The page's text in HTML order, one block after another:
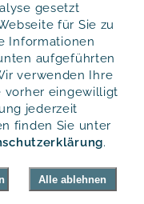
alle
Produkte.
gesetzt
für Sie zu
Informationen
aufgeführten
verwenden Ihre
vorher eingewilligt
jederzeit
finden Sie unter
.
Alle ablehnen